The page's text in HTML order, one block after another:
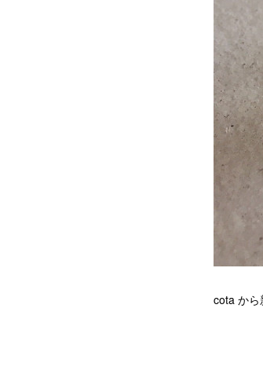
cota から